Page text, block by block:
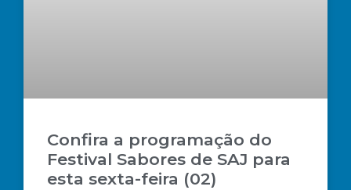
Confira a programação do
Festival Sabores de SAJ para
esta sexta-feira (02)